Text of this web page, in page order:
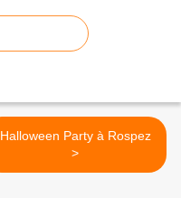
Halloween Party à Rospez
>